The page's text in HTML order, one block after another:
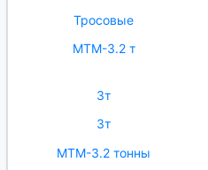
Тросовые
МТМ-3.2 т
3т
3т
МТМ-3.2 тонны